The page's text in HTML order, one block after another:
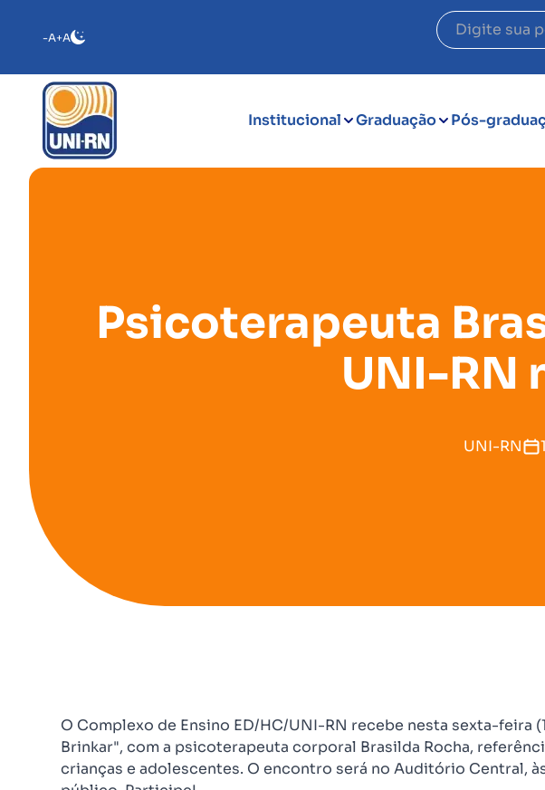
-A+A
Institucional Graduação Pós-
Psicoterapeuta
UNI-RN
UNI-RN
O Complexo de Ensino ED/HC/UNI-RN recebe nesta sexta-feira
Brinkar", com a psicoterapeuta corporal Brasilda Rocha,
crianças e adolescentes. O encontro será no Auditório Central,